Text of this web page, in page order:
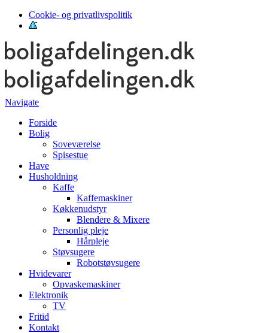
Cookie- og privatlivspolitik
Navigate
Forside
Bolig
Soveværelse
Spisestue
Have
Husholdning
Kaffe
Kaffemaskiner
Køkkenudstyr
Blendere & Mixere
Personlig pleje
Hårpleje
Støvsugere
Robotstøvsugere
Hvidevarer
Opvaskemaskiner
Elektronik
TV
Fritid
Kontakt